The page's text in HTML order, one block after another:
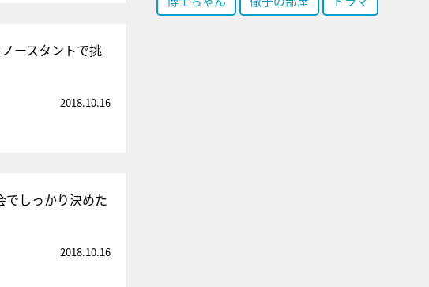
ースタントで挑
2018.10.16
でしっかり決めた
2018.10.16